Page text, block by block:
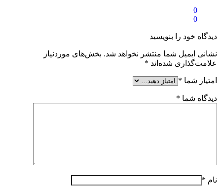
0
0
دیدگاه خود را بنویسید
نشانی ایمیل شما منتشر نخواهد شد. بخش‌های موردنیاز
علامت‌گذاری شده‌اند *
امتیاز شما *
دیدگاه شما *
نام *